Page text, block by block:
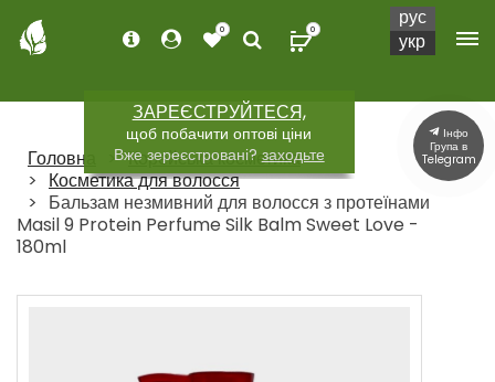
ЗАРЕЄСТРУЙТЕСЯ,
щоб побачити оптові ціни
Вже зереєстровані? заходьте
0 0
Головна
Корейська косметика
Косметика для волосся
Бальзам незмивний для волосся з протеїнами
Masil 9 Protein Perfume Silk Balm Sweet Love -
180ml
рус
укр
Інфо
Група в
Telegram